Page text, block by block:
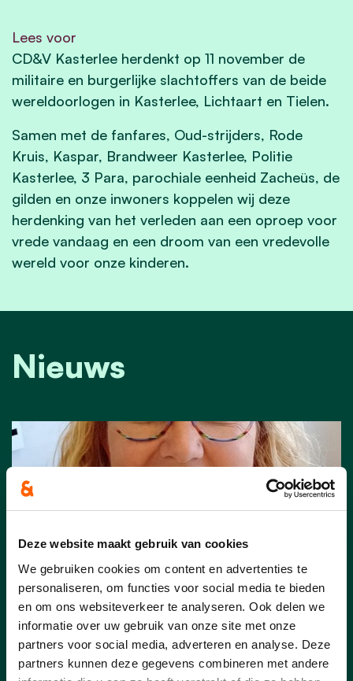
Deze website maakt gebruik van cookies
We gebruiken cookies om content en advertenties te
personaliseren, om functies voor social media te bieden
en om ons websiteverkeer te analyseren. Ook delen we
informatie over uw gebruik van onze site met onze
partners voor social media, adverteren en analyse. Deze
partners kunnen deze gegevens combineren met andere
Lees voor
CD&V Kasterlee herdenkt op 11 november de
militaire en burgerlijke slachtoffers van de beide
wereldoorlogen in Kasterlee, Lichtaart en Tielen.
Samen met de fanfares, Oud-strijders, Rode
Kruis, Kaspar, Brandweer Kasterlee, Politie
Kasterlee, 3 Para, parochiale eenheid Zacheüs, de
gilden en onze inwoners koppelen wij deze
herdenking van het verleden aan een oproep voor
vrede vandaag en een droom van een vredevolle
wereld voor onze kinderen.
Nieuws
25/07/24